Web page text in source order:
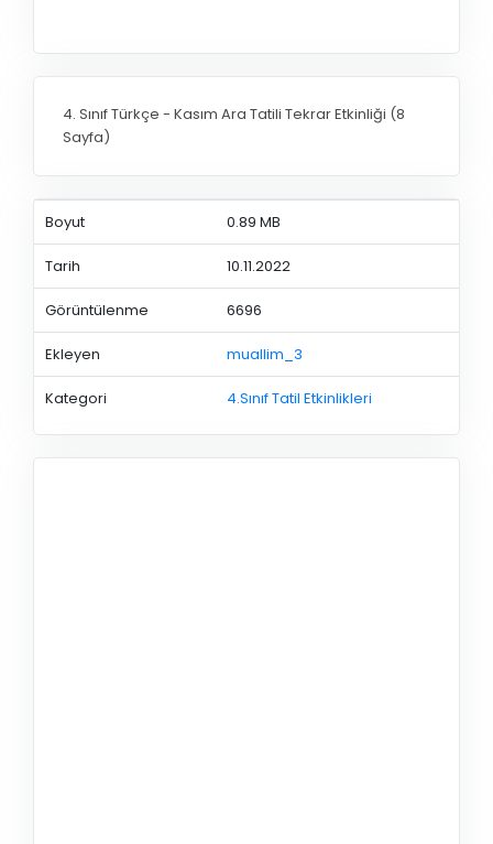
4. Sınıf Türkçe - Kasım Ara Tatili Tekrar Etkinliği (8
Sayfa)
Boyut 0.89 MB
Tarih 10.11.2022
Görüntülenme 6696
Ekleyen muallim_3
Kategori 4.Sınıf Tatil Etkinlikleri